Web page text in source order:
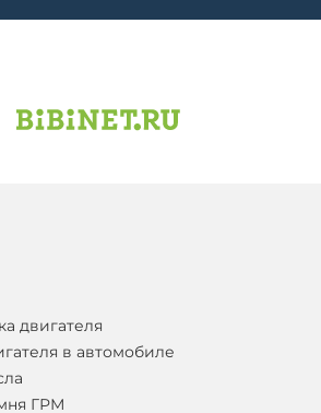
двигателя
в автомобиле
ГРМ